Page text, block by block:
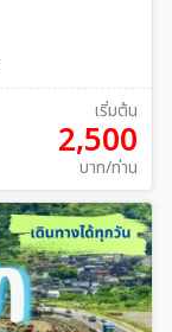
เริ่มต้น
2,500
บาท/ท่าน